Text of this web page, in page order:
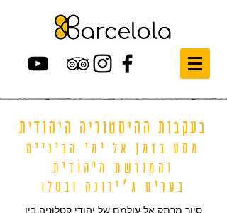
בעקבות ההיסטוריה היהודית
מסע בזמן אל ימי הביניים
והמורשת היהודית
בערים ג׳ירונה ובסלו
סיור מרתק אל עולמם של יהודי קטלוניה בין